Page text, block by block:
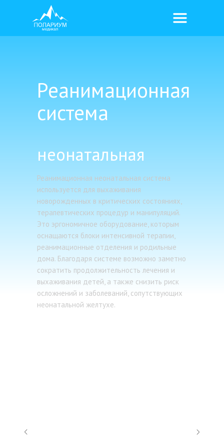
Реанимационная
система
неонатальная
Реанимационная неонатальная система
используется для выхаживания
новорожденных в критических состояниях,
терапевтических процедур и манипуляций.
Это эргономичное оборудование, которым
оснащаются блоки интенсивной терапии,
реанимационные отделения и родильные
дома. Благодаря системе возможно заметно
сократить продолжительность лечения и
выхаживания детей, а также снизить риск
осложнений и заболеваний, сопутствующих
неонатальной желтухе.